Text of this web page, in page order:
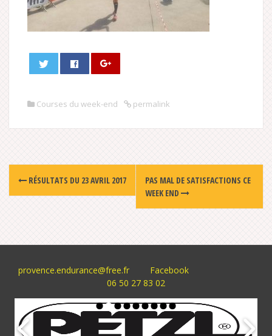
Courses du week-end permalink
Post
navigation
RÉSULTATS DU 23 AVRIL 2017
PAS MAL DE SATISFACTIONS CE
WEEK END
provence.endurance@free.fr
Facebook
06 50 27 83 02